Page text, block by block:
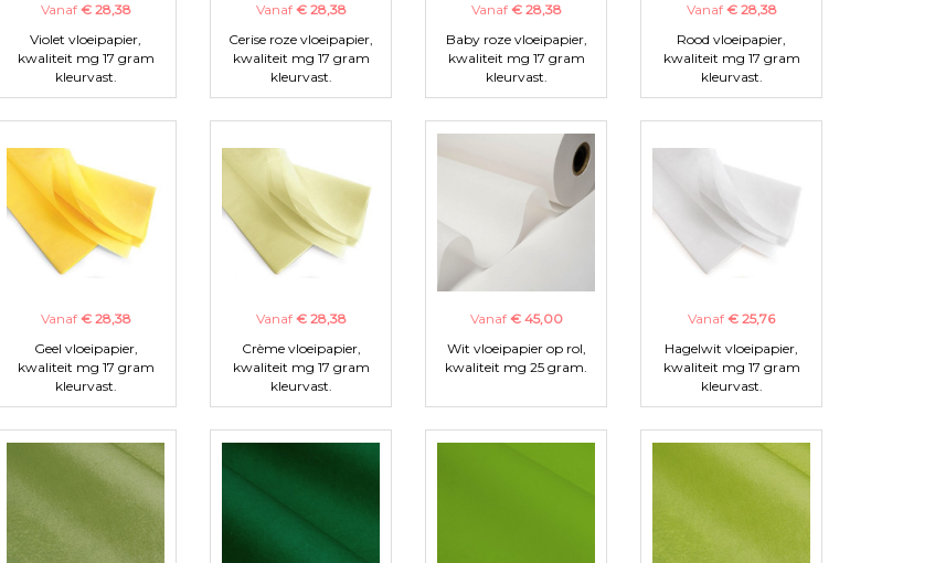
Vanaf € 28,38
Violet vloeipapier,
kwaliteit mg 17 gram
kleurvast.
Vanaf € 28,38
Cerise roze vloeipapier,
kwaliteit mg 17 gram
kleurvast.
Vanaf € 28,38
Baby roze vloeipapier,
kwaliteit mg 17 gram
kleurvast.
Vanaf € 28,38
Rood vloeipapier,
kwaliteit mg 17 gram
kleurvast.
Vanaf € 28,38
Geel vloeipapier,
kwaliteit mg 17 gram
kleurvast.
Vanaf € 28,38
Crème vloeipapier,
kwaliteit mg 17 gram
kleurvast.
Vanaf € 45,00
Wit vloeipapier op rol,
kwaliteit mg 25 gram.
Vanaf € 25,76
Hagelwit vloeipapier,
kwaliteit mg 17 gram
kleurvast.